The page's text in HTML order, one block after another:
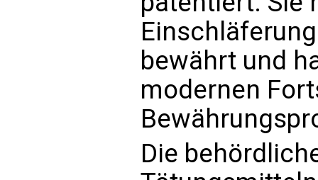
bewährt und
modernen
Die